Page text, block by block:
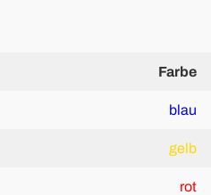
Farbe
blau
gelb
rot